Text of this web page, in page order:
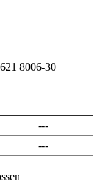
8006-30
---
---